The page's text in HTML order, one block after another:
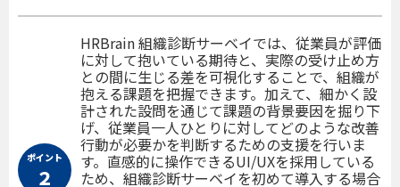
ポイント
２
HRBrain 組織診断サーベイでは、従業員が評価
に対して抱いている期待と、実際の受け止め方
との間に生じる差を可視化することで、組織が
抱える課題を把握できます。加えて、細かく設
計された設問を通じて課題の背景要因を掘り下
げ、従業員一人ひとりに対してどのような改善
行動が必要かを判断するための支援を行いま
す。直感的に操作できるUI/UXを採用している
ため、組織診断サーベイを初めて導入する場合